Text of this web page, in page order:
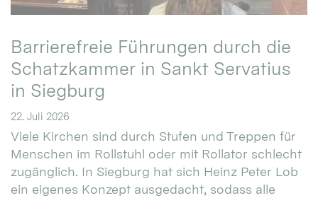
Barrierefreie Führungen durch die
Schatzkammer in Sankt Servatius
in Siegburg
22. Juli 2026
Viele Kirchen sind durch Stufen und Treppen für
Menschen im Rollstuhl oder mit Rollator schlecht
zugänglich. In Siegburg hat sich Heinz Peter Lob
ein eigenes Konzept ausgedacht, sodass alle